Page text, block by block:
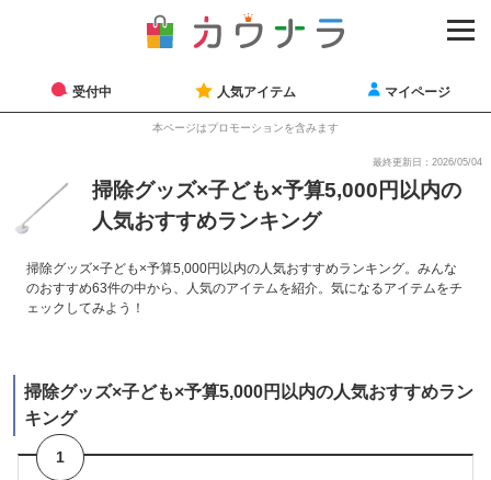
受付中 人気アイテム マイページ
本ページはプロモーションを含みます
最終更新日：2026/05/04
掃除グッズ×子ども×予算5,000円以内の
人気おすすめランキング
掃除グッズ×子ども×予算5,000円以内の人気おすすめランキング。みんな
のおすすめ63件の中から、人気のアイテムを紹介。気になるアイテムをチ
ェックしてみよう！
掃除グッズ×子ども×予算5,000円以内の人気おすすめラン
キング
1